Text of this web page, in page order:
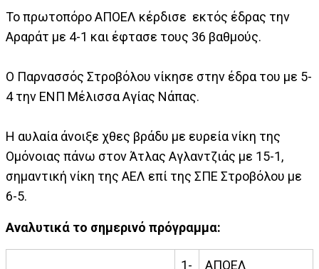
Το πρωτοπόρο ΑΠΟΕΛ κέρδισε εκτός έδρας την
Αραράτ με 4-1 και έφτασε τους 36 βαθμούς.
Ο Παρνασσός Στροβόλου νίκησε στην έδρα του με 5-
4 την ΕΝΠ Μέλισσα Αγίας Νάπας.
Η αυλαία άνοιξε χθες βράδυ με ευρεία νίκη της
Ομόνοιας πάνω στον Άτλας Αγλαντζιάς με 15-1,
σημαντική νίκη της ΑΕΛ επί της ΣΠΕ Στροβόλου με
6-5.
Αναλυτικά το σημερινό πρόγραμμα:
1-
ΑΠΟΕΛ